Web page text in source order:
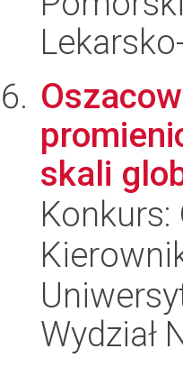
skali
Konkurs:
Wydział